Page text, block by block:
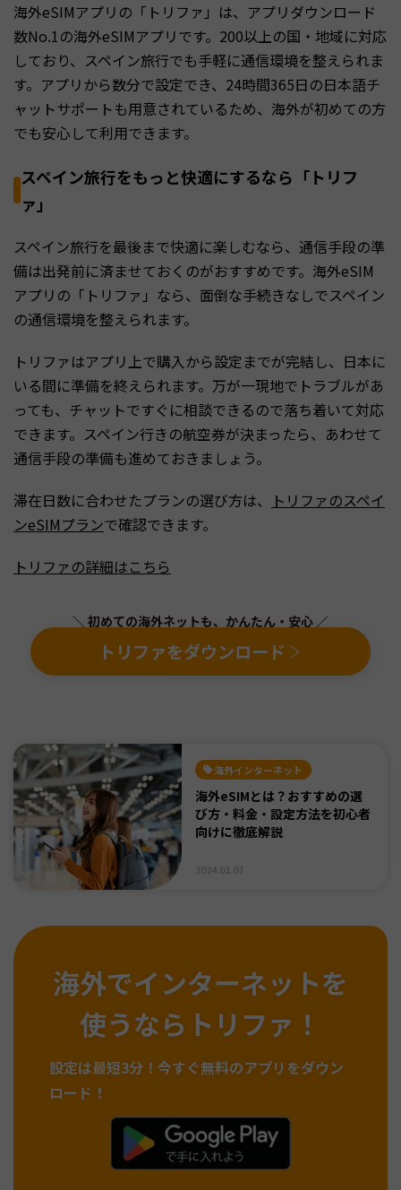
海外eSIMアプリの「トリファ」は、アプリダウンロード
数No.1の海外eSIMアプリです。200以上の国・地域に対応
しており、スペイン旅行でも手軽に通信環境を整えられま
す。アプリから数分で設定でき、24時間365日の日本語チ
ャットサポートも用意されているため、海外が初めての方
でも安心して利用できます。
スペイン旅行をもっと快適にするなら「トリフ
ァ」
スペイン旅行を最後まで快適に楽しむなら、通信手段の準
備は出発前に済ませておくのがおすすめです。海外eSIM
アプリの「トリファ」なら、面倒な手続きなしでスペイン
の通信環境を整えられます。
トリファはアプリ上で購入から設定までが完結し、日本に
いる間に準備を終えられます。万が一現地でトラブルがあ
っても、チャットですぐに相談できるので落ち着いて対応
できます。スペイン行きの航空券が決まったら、あわせて
通信手段の準備も進めておきましょう。
滞在日数に合わせたプランの選び方は、
トリファのスペイ
ンeSIMプランで確認できます。
トリファの詳細はこちら
＼ 初めての海外ネットも、かんたん・安心 ／
トリファをダウンロード
海外インターネット
海外eSIMとは？おすすめの選
び方・料金・設定方法を初心者
向けに徹底解説
海外でインターネットを
使うならトリファ！
設定は最短3分！ 今すぐ無料のアプリをダウン
ロード！